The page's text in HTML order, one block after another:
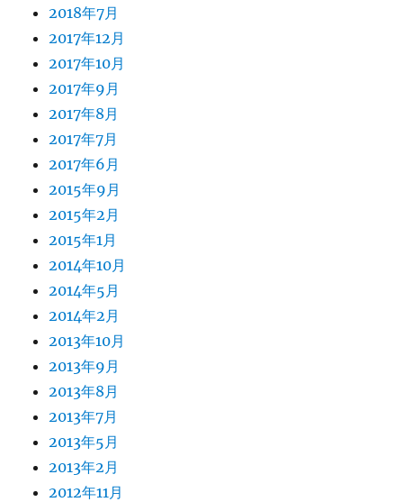
2018年7月
2017年12月
2017年10月
2017年9月
2017年8月
2017年7月
2017年6月
2015年9月
2015年2月
2015年1月
2014年10月
2014年5月
2014年2月
2013年10月
2013年9月
2013年8月
2013年7月
2013年5月
2013年2月
2012年11月